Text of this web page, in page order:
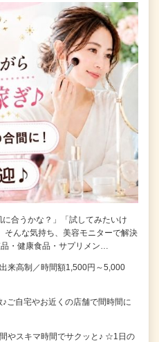
に合うかな？」「試してみたいけ
そんな気持ち、美容モニターで解決
・健康食品・サプリメン…
来高制／時間額1,500円～5,000
自宅やお近くの店舗で間時間に
やスキマ時間でサクッと♪ ☆1日の